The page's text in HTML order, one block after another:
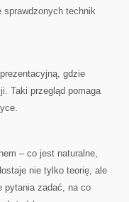
sprawdzonych technik
gdzie
Taki przegląd pomaga
– co jest naturalne,
nie tylko teorię, ale
pytania zadać, na co